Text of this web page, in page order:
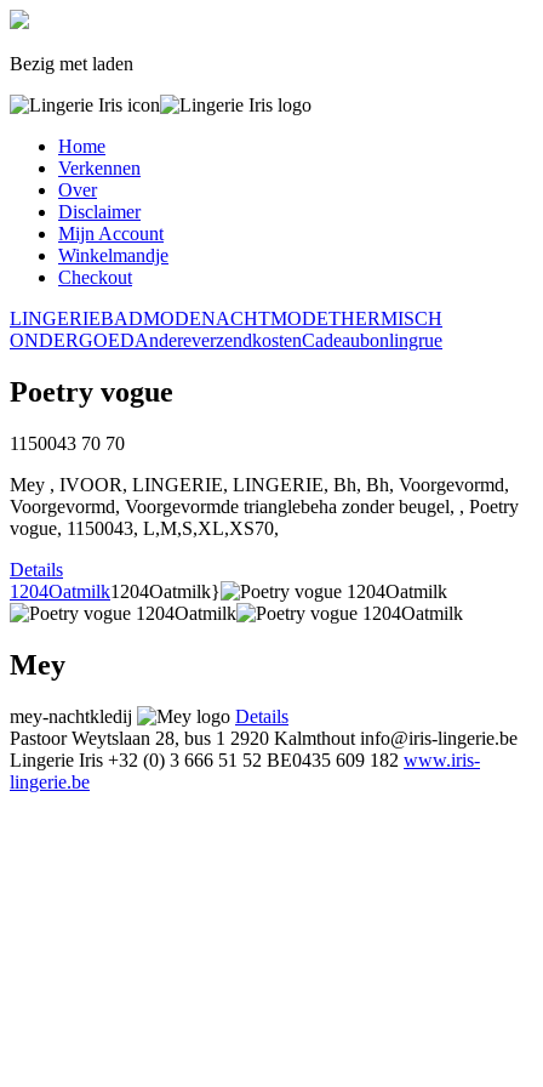
Bezig met laden
Home
Verkennen
Over
Disclaimer
Mijn Account
Winkelmandje
Checkout
LINGERIEBADMODENACHTMODETHERMISCH
ONDERGOEDAndereverzendkostenCadeaubonlingrue
Poetry vogue
1150043 70 70
Mey , IVOOR, LINGERIE, LINGERIE, Bh, Bh, Voorgevormd,
Voorgevormd, Voorgevormde trianglebeha zonder beugel, , Poetry
vogue, 1150043, L,M,S,XL,XS70,
Details
1204Oatmilk1204Oatmilk}
Mey
mey-nachtkledij
Details
Pastoor Weytslaan 28, bus 1 2920 Kalmthout info@iris-lingerie.be
Lingerie Iris +32 (0) 3 666 51 52 BE0435 609 182 www.iris-
lingerie.be